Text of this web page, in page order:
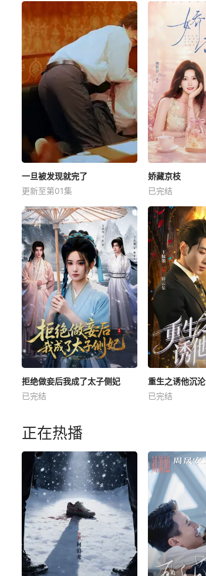
一旦被发现就完了
更新至第01集
娇藏京枝
已完结
拒绝做妾后我成了太子侧妃
已完结
重生之诱他沉沦
已完结
正在热播